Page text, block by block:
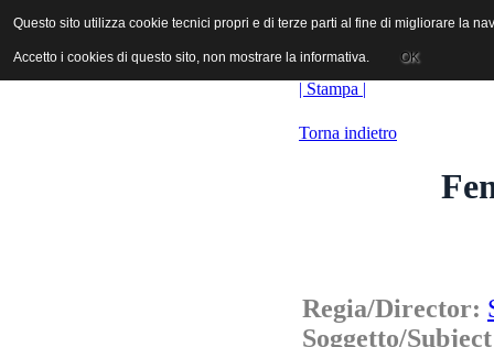
ANICA | Associazione Nazionale Industrie Cinematografiche
| Stampa |
Torna indietro
Regia/Director:
Soggetto/
Questo sito utilizza cookie tecnici propri e di terze parti al fine di migliorare la
Accetto i cookies di questo sito, non mostrare la informativa. OK
Questo sito utilizza cookie tecnici propri e di terze parti al fine di migliorare la
Accetto i cookies di questo sito, non mostrare la informativa. OK